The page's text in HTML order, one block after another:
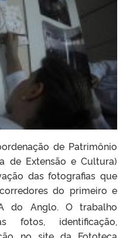
de Patrimônio
de Extensão e Cultura)
das fotografias que
do primeiro e
do Anglo. O trabalho
fotos, identificação,